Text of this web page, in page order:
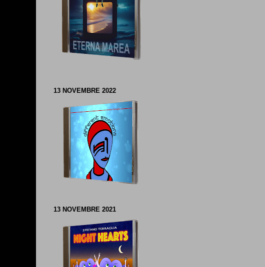
13 NOVEMBRE 2022
13 NOVEMBRE 2021